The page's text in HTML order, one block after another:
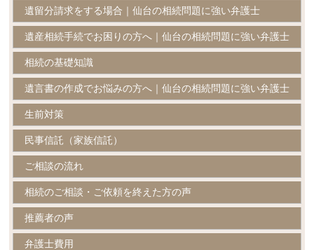
遺留分請求をする場合｜仙台の相続問題に強い弁護士
遺産相続手続でお困りの方へ｜仙台の相続問題に強い弁護士
相続の基礎知識
遺言書の作成でお悩みの方へ｜仙台の相続問題に強い弁護士
生前対策
民事信託（家族信託）
ご相談の流れ
相続のご相談・ご依頼を終えた方の声
推薦者の声
弁護士費用